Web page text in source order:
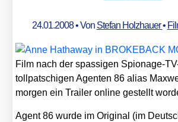
24.01.2008• Von Stefan Holzhauer•
Film nach der spas­si­gen Spio­na­ge-
toll­pat­schi­gen Agen­ten 86 ali­as
mor­gen ein Trai­ler online gestellt
Agent 86 wur­de im Ori­gi­nal (im